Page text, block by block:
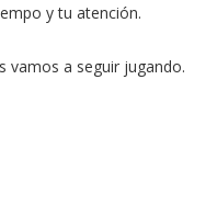
y tu atención.
vamos a seguir jugando.